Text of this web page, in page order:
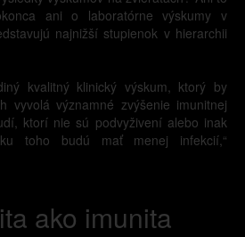
ani o laboratórne výskumy v
najnižší stupienok v hierarchii
kvalitný klinický výskum, ktorý by
vyvolá významné zvýšenie imunitnej
ktorí nie sú podvyživení alebo inak
toho budú mať menej infekcií,“
ako imunita